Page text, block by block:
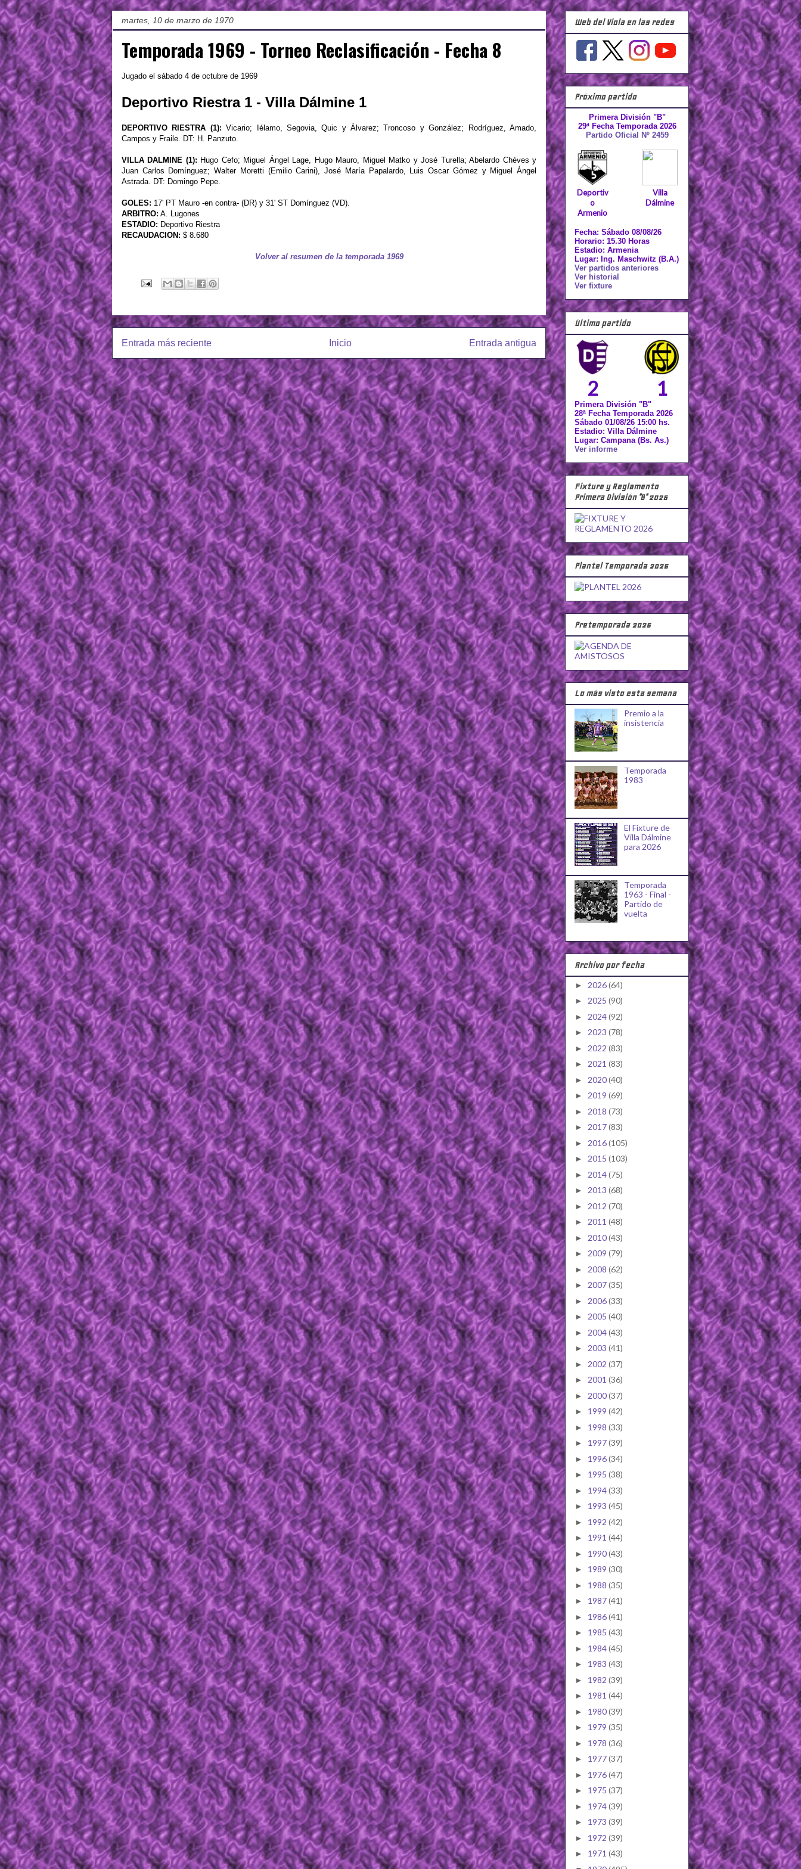
martes, 10 de marzo de 1970
Temporada 1969 - Torneo Reclasificación - Fecha 8
Jugado el sábado 4 de octubre de 1969
Deportivo Riestra 1 - Villa Dálmine 1
DEPORTIVO RIESTRA (1): Vicario; Iélamo, Segovia, Quic y Álvarez; Troncoso y González; Rodríguez, Amado,
Campos y Fraile. DT: H. Panzuto.
VILLA DALMINE (1): Hugo Cefo; Miguel Ángel Lage, Hugo Mauro, Miguel Matko y José Turella; Abelardo Chéves y
Juan Carlos Domínguez; Walter Moretti (Emilio Carini), José María Papalardo, Luis Oscar Gómez y Miguel Ángel
Astrada. DT: Domingo Pepe.
GOLES: 17' PT Mauro -en contra- (DR) y 31' ST Domínguez (VD).
ARBITRO: A. Lugones
ESTADIO: Deportivo Riestra
RECAUDACION: $ 8.680
Volver al resumen de la temporada 1969
Entrada más reciente Entrada antigua
Inicio
Web del Viola en las redes
Próximo partido
Primera División "B"
29ª Fecha Temporada 2026
Partido Oficial Nº 2459
Deportiv
o
Armenio
Villa
Dálmine
Fecha: Sábado 08/08/26
Horario: 15.30 Horas
Estadio: Armenia
Lugar: Ing. Maschwitz (B.A.)
Ver partidos anteriores
Ver historial
Ver fixture
Último partido
2 1
Primera División "B"
28ª Fecha Temporada 2026
Sábado 01/08/26 15:00 hs.
Estadio: Villa Dálmine
Lugar: Campana (Bs. As.)
Ver informe
Fixture y Reglamento
Primera División "B" 2026
Plantel Temporada 2026
Pretemporada 2026
Lo más visto esta semana
Premio a la
insistencia
Temporada
1983
El Fixture de
Villa Dálmine
para 2026
Temporada
1963 - Final -
Partido de
vuelta
Archivo por fecha
► 2026(64)
► 2025 (90)
► 2024(92)
► 2023 (78)
► 2022 (83)
► 2021 (83)
► 2020(40)
► 2019 (69)
► 2018 (73)
► 2017(83)
► 2016(105)
► 2015 (103)
► 2014(75)
► 2013 (68)
► 2012 (70)
► 2011 (48)
► 2010(43)
► 2009 (79)
► 2008 (62)
► 2007(35)
► 2006(33)
► 2005 (40)
► 2004(43)
► 2003 (41)
► 2002 (37)
► 2001 (36)
► 2000(37)
► 1999 (42)
► 1998 (33)
► 1997(39)
► 1996(34)
► 1995 (38)
► 1994(33)
► 1993 (45)
► 1992 (42)
► 1991 (44)
► 1990(43)
► 1989 (30)
► 1988 (35)
► 1987(41)
► 1986(41)
► 1985 (43)
► 1984(45)
► 1983 (43)
► 1982 (39)
► 1981 (44)
► 1980(39)
► 1979 (35)
► 1978 (36)
► 1977(37)
► 1976(47)
► 1975 (37)
► 1974(39)
► 1973 (39)
► 1972 (39)
► 1971 (43)